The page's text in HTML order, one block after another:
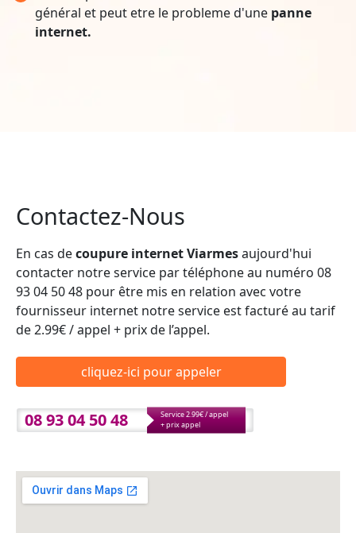
général et peut etre le probleme d'une panne
internet.
Contactez-Nous
En cas decoupure internet Viarmesaujourd'hui
contacter notre service par téléphone au numéro 08
93 04 50 48 pour être mis en relation avec votre
fournisseur internet notre service est facturé au tarif
de 2.99€ / appel + prix de l’appel.
cliquez-ici pour appeler
08 93 04 50 48
Service 2.99€ / appel
+ prix appel